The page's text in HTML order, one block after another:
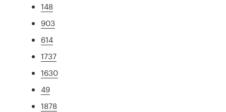
148
903
614
1737
1630
49
1878